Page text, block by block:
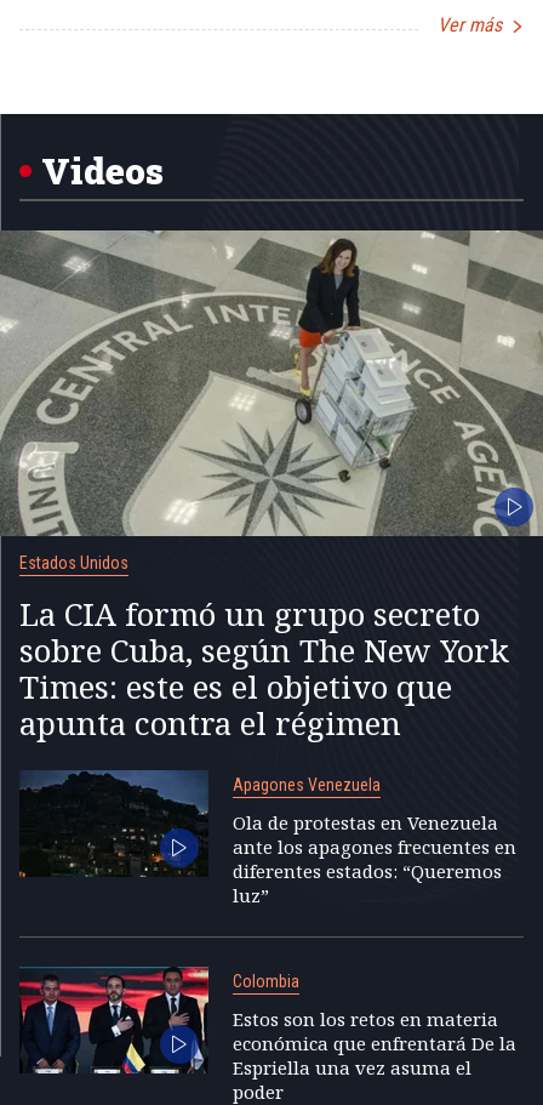
Ver más
5
Videos
Estados Unidos
La CIA formó un grupo secreto
sobre Cuba, según The New York
Times: este es el objetivo que
apunta contra el régimen
Apagones Venezuela
Ola de protestas en Venezuela
ante los apagones frecuentes en
diferentes estados: “Queremos
luz”
Colombia
Estos son los retos en materia
económica que enfrentará De la
Espriella una vez asuma el
poder